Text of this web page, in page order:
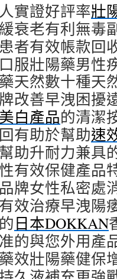
實證好評率壯
衰老有利無毒
者有效帳款回
服壯陽藥男性
天然數十種天
改善早洩困擾
白產品的清潔
有助於幫助速
助升耐力兼具
有效保健產品
牌女性私密處
有效治療早洩陽
日本DOKKAN
的與您外用產
效壯陽藥健保